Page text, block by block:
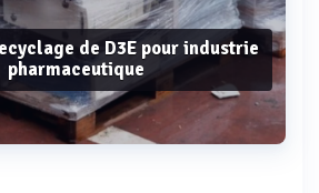
de D3E pour industrie
pharmaceutique